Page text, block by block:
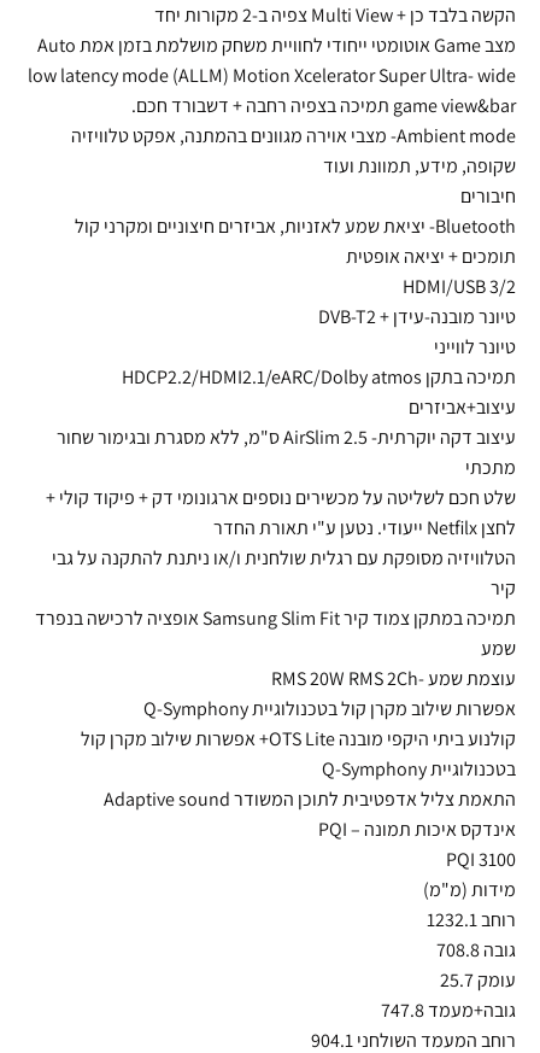
הקשה בלבד כן + Multi View צפיה ב-2 מקורות יחד
מצב Game אוטומטי ייחודי לחוויית משחק מושלמת בזמן אמת Auto
low latency mode (ALLM) Motion Xcelerator Super Ultra- wide
game view&bar תמיכה בצפיה רחבה + דשבורד חכם.
Ambient mode- מצבי אוירה מגוונים בהמתנה, אפקט טלוויזיה
שקופה, מידע, תמוונת ועוד
חיבורים
Bluetooth- יציאת שמע לאזניות, אביזרים חיצוניים ומקרני קול
תומכים + יציאה אופטית
HDMI/USB 3/2
טיונר מובנה-עידן + DVB-T2
טיונר לווייני
תמיכה בתקן HDCP2.2/HDMI2.1/eARC/Dolby atmos
עיצוב+אביזרים
עיצוב דקה יוקרתית- AirSlim 2.5 ס"מ, ללא מסגרת ובגימור שחור
מתכתי
שלט חכם לשליטה על מכשירים נוספים ארגונומי דק + פיקוד קולי +
לחצן Netfilx ייעודי. נטען ע"י תאורת החדר
הטלוויזיה מסופקת עם רגלית שולחנית ו/או ניתנת להתקנה על גבי
קיר
תמיכה במתקן צמוד קיר Samsung Slim Fit אופציה לרכישה בנפרד
שמע
עוצמת שמע -RMS 20W RMS 2Ch
אפשרות שילוב מקרן קול בטכנולוגיית Q-Symphony
קולנוע ביתי היקפי מובנה OTS Lite+ אפשרות שילוב מקרן קול
בטכנולוגיית Q-Symphony
התאמת צליל אדפטיבית לתוכן המשודר Adaptive sound
אינדקס איכות תמונה – PQI
PQI 3100
מידות (מ"מ)
רוחב 1232.1
גובה 708.8
עומק 25.7
גובה+מעמד 747.8
רוחב המעמד השולחני 904.1